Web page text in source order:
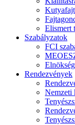
Elismert
Szabályzatok
FCI
Rendezvények
Nemzeti